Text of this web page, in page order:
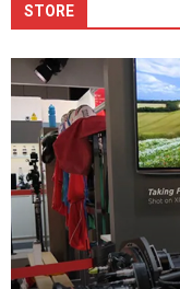
STORE